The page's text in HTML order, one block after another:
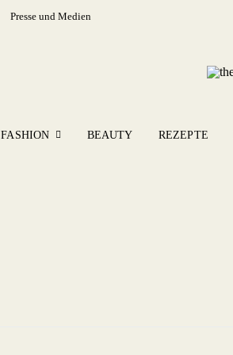
Presse und Medien
FASHION BEAUTY REZEPTE